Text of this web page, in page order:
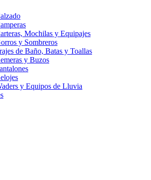
Mochilas y Equipajes
y Sombreros
de Baño, Batas y Toallas
y Buzos
y Equipos de Lluvia